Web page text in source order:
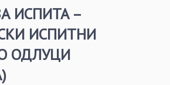
ИСПИТА –
ИСПИТНИ
ОДЛУЦИ